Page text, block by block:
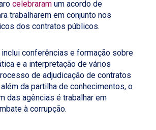
celebraram um acordo de
trabalharem em conjunto nos
dos contratos públicos.
conferências e formação sobre
e a interpretação de vários
de adjudicação de contratos
da partilha de conhecimentos, o
das agências é trabalhar em
à corrupção.